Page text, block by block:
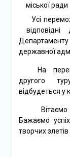
міської ради
Усі
державної
На
другого
відбудеться у
Вітаємо
Бажаємо
творчих